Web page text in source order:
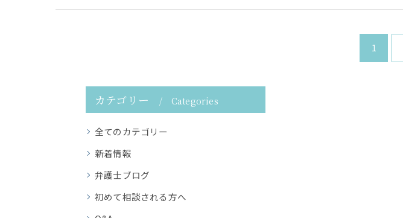
1
カテゴリー Categories
全てのカテゴリー
新着情報
弁護士ブログ
初めて相談される方へ